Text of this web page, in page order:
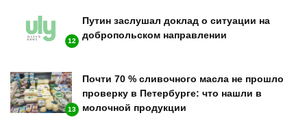
12
Путин заслушал доклад о ситуации на
добропольском направлении
13
Почти 70 % сливочного масла не прошло
проверку в Петербурге: что нашли в
молочной продукции